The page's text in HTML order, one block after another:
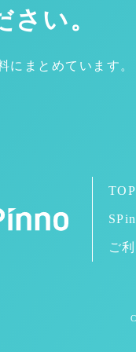
い。
にまとめています。
TOP
ご